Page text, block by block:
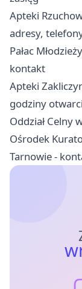
Apteki
adresy,
Pałac
kontakt
Apteki
godziny
Oddział Celny
Ośrodek
Tarnowie -